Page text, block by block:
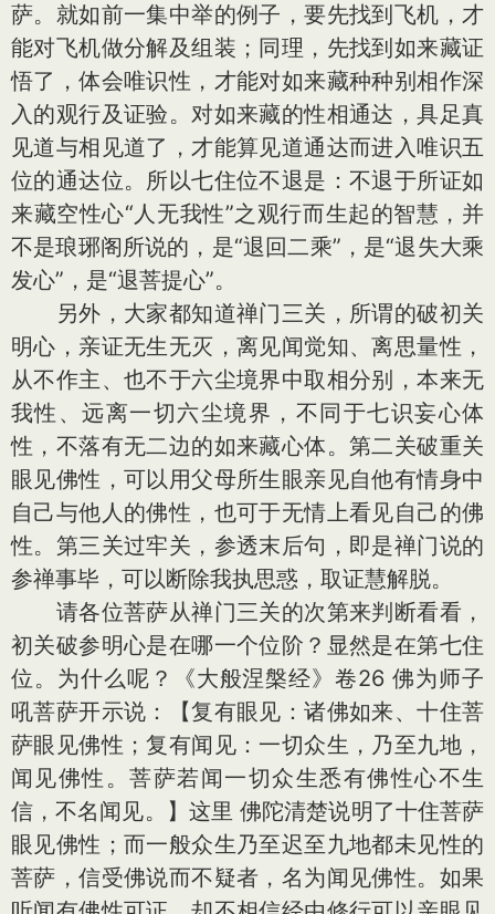
萨。就如前一集中举的例子，要先找到飞机，才
能对飞机做分解及组装；同理，先找到如来藏证
悟了，体会唯识性，才能对如来藏种种别相作深
入的观行及证验。对如来藏的性相通达，具足真
见道与相见道了，才能算见道通达而进入唯识五
位的通达位。所以七住位不退是：不退于所证如
来藏空性心“人无我性”之观行而生起的智慧，并
不是琅琊阁所说的，是“退回二乘”，是“退失大乘
发心”，是“退菩提心”。
另外，大家都知道禅门三关，所谓的破初关
明心，亲证无生无灭，离见闻觉知、离思量性，
从不作主、也不于六尘境界中取相分别，本来无
我性、远离一切六尘境界，不同于七识妄心体
性，不落有无二边的如来藏心体。第二关破重关
眼见佛性，可以用父母所生眼亲见自他有情身中
自己与他人的佛性，也可于无情上看见自己的佛
性。第三关过牢关，参透末后句，即是禅门说的
参禅事毕，可以断除我执思惑，取证慧解脱。
请各位菩萨从禅门三关的次第来判断看看，
初关破参明心是在哪一个位阶？显然是在第七住
位。为什么呢？《大般涅槃经》卷26 佛为师子
吼菩萨开示说：【复有眼见：诸佛如来、十住菩
萨眼见佛性；复有闻见：一切众生，乃至九地，
闻见佛性。菩萨若闻一切众生悉有佛性心不生
信，不名闻见。】这里 佛陀清楚说明了十住菩萨
眼见佛性；而一般众生乃至迟至九地都未见性的
菩萨，信受佛说而不疑者，名为闻见佛性。如果